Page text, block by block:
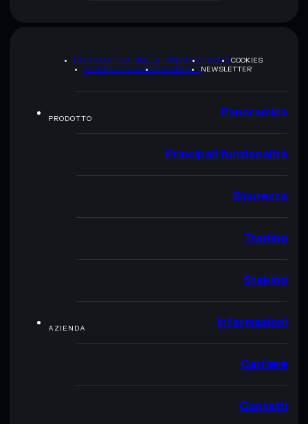
INFORMATIVA SULLA PRIVACYTERMSCOOKIES
MAPPA DEL SITOBRAND KITNEWSLETTER
PRODOTTO Panoramica
Principali funzionalità
Sicurezza
Trading
Staking
AZIENDA Informazioni
Carriere
Contatti